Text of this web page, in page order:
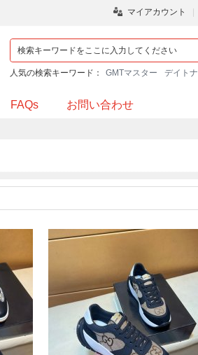
マイアカウント
人気の検索キーワード： GMTマスター デイトナ
FAQs お問い合わせ